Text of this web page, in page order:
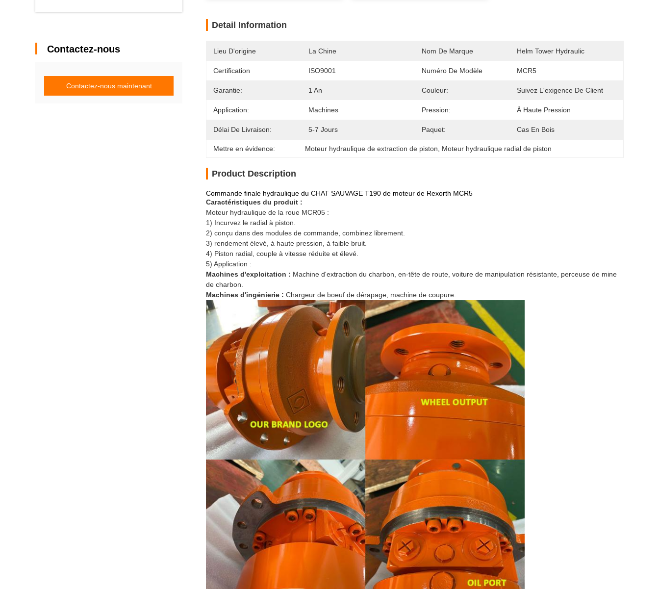
Contactez-nous
Contactez-nous maintenant
Detail Information
Lieu D'origine La Chine Nom De Marque Helm Tower Hydraulic
Certification ISO9001 Numéro De Modèle MCR5
Garantie: 1 An Couleur: Suivez L'exigence De Client
Application: Machines Pression: À Haute Pression
Délai De Livraison: 5-7 Jours Paquet: Cas En Bois
Mettre en évidence: Moteur hydraulique de extraction de piston Moteur hydraulique radial de piston
Product Description
Commande finale hydraulique du CHAT SAUVAGE T190 de moteur de Rexorth MCR5
Caractéristiques du produit :
Moteur hydraulique de la roue MCR05 :
1) Incurvez le radial à piston.
2) conçu dans des modules de commande, combinez librement.
3) rendement élevé, à haute pression, à faible bruit.
4) Piston radial, couple à vitesse réduite et élevé.
5) Application :
Machines d'exploitation : Machine d'extraction du charbon, en-tête de route, voiture de manipulation résistante, perceuse de mine
de charbon.
Machines d'ingénierie : Chargeur de boeuf de dérapage, machine de coupure.